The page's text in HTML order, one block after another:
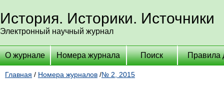
История. Историки. Источники
Электронный научный журнал
О журнале Номера журнала Поиск Правила
Главная / Номера журналов /№ 2, 2015